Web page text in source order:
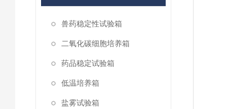
兽药稳定性试验箱
二氧化碳细胞培养箱
药品稳定试验箱
低温培养箱
盐雾试验箱